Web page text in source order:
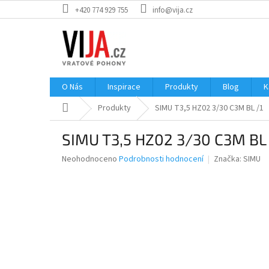
na
+420 774 929 755 info@vija.cz
O Nás Inspirace Produkty Blog
Domů Produkty SIMU T3,5 HZ02 3/30 C3M BL /1
SIMU T3,5 HZ02 3/30 C3M
Průměrné
Neohodnoceno Podrobnosti hodnocení Značka: SIMU